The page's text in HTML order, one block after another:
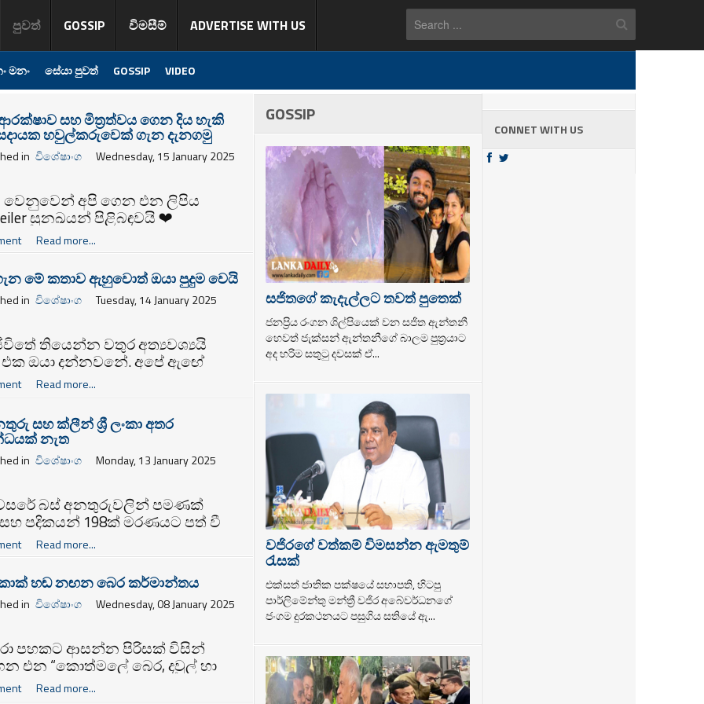
පුවත් GOSSIP විමසීම් ADVERTISE WITH US
මනං සේයා පුවත් GOSSIP VIDEO
ආරක්ෂාව සහ මිත්‍රත්වය ගෙන දිය හැකි
හවුල්කරුවෙක් ගැන දැනගමු
in විශේෂාංග
Wednesday, 15 January 2025
වෙනුවෙන් අපි ගෙන එන ලිපිය
සුනඛයන් පිළිබඳවයි❤
Read more...
මේ කතාව ඇහුවොත් ඔයා පුදුම වෙයි
in විශේෂාංග
Tuesday, 14 January 2025
තියෙන්න වතුර අත්‍යවශ්‍යයි
ඔයා දන්නවනේ. අපේ ඇඟේ
60%ක් විතර හැදිලා තියෙන්නේ වතුර
Read more...
සහ ක්ලීන් ශ්‍රී ලංකා අතර
නැත
in විශේෂාංග
Monday, 13 January 2025
වසරේ බස් අනතුරුවලින් පමණක්
පදිකයන් 198ක් මරණයට පත් වී
පොලිස් දෙපාර්තමේන්තු සංඛ්‍යා
අනාවරණය වී ඇති බව වාර්තා
Read more...
හඬ නඟන බෙර කර්මාන්තය
in විශේෂාංග
Wednesday, 08 January 2025
පහකට ආසන්න පිරිසක්‌ විසින්‌
එන “කොත්මලේ බෙර, දවුල්‌ හා
කර්මාන්තය රැකගැනීමට සහාය
Read more...
GOSSIP
සජිතගේ කැදැල්ලට තවත් පුතෙක්
ජනප්‍රිය රංගන ශිල්පියෙක් වන සජිත ඇන්තනී
හෙවත් ජැක්සන් ඇන්තනීගේ බාලම පුත්‍රයාට
අද හරිම සතුටු දවසක් ඒ...
වජිරගේ වත්කම් විමසන්න ඇමතුම්
රැසක්
එක්සත් ජාතික පක්ෂයේ සභාපති, හිටපු
පාර්ලිමේන්තු මන්ත්‍රී වජිර අබේවර්ධනගේ
ජංගම දුරකථනයට පසුගිය සතියේ ඇ...
CONNET WITH US